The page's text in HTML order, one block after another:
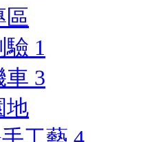
區
驗 1
車 3
地